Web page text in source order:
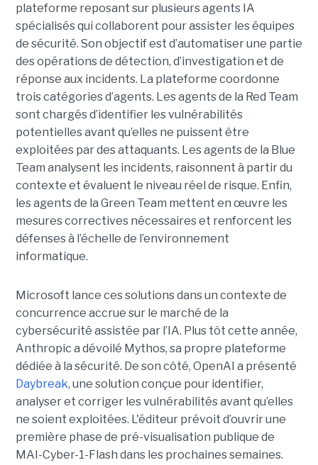
plateforme reposant sur plusieurs agents IA
spécialisés qui collaborent pour assister les équipes
de sécurité. Son objectif est d’automatiser une partie
des opérations de détection, d’investigation et de
réponse aux incidents. La plateforme coordonne
trois catégories d’agents. Les agents de la Red Team
sont chargés d’identifier les vulnérabilités
potentielles avant qu’elles ne puissent être
exploitées par des attaquants. Les agents de la Blue
Team analysent les incidents, raisonnent à partir du
contexte et évaluent le niveau réel de risque. Enfin,
les agents de la Green Team mettent en œuvre les
mesures correctives nécessaires et renforcent les
défenses à l’échelle de l’environnement
informatique.
Microsoft lance ces solutions dans un contexte de
concurrence accrue sur le marché de la
cybersécurité assistée par l’IA. Plus tôt cette année,
Anthropic a dévoilé Mythos, sa propre plateforme
dédiée à la sécurité. De son côté, OpenAI a présenté
Daybreak, une solution conçue pour identifier,
analyser et corriger les vulnérabilités avant qu’elles
ne soient exploitées. L'éditeur prévoit d’ouvrir une
première phase de pré-visualisation publique de
MAI-Cyber-1-Flash dans les prochaines semaines.